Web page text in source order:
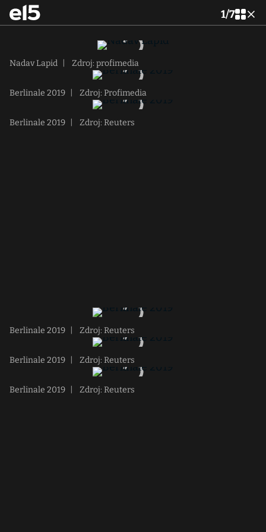
1/7
Nadav Lapid Zdroj: profimedia
Berlinale 2019 Zdroj: Profimedia
Berlinale 2019 Zdroj: Reuters
Berlinale 2019 Zdroj: Reuters
Berlinale 2019 Zdroj: Reuters
Berlinale 2019 Zdroj: Reuters